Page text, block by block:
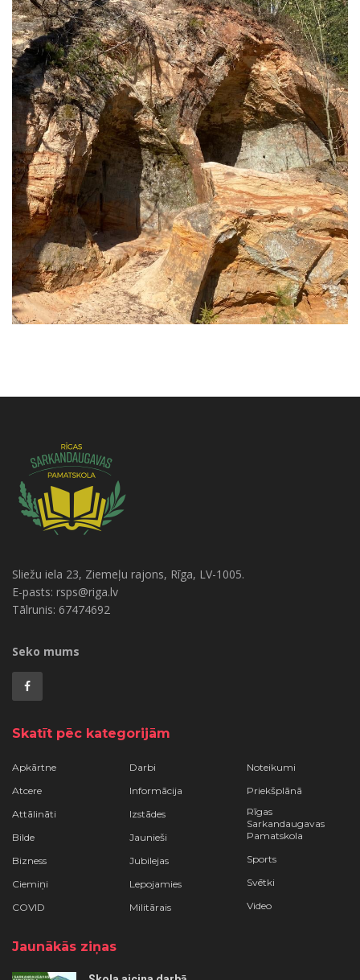
Sliežu iela 23, Ziemeļu rajons, Rīga, LV-1005.
E-pasts: rsps@riga.lv
Tālrunis: 67474692
Seko mums
Skatīt pēc kategorijām
Apkārtne
Atcere
Attālināti
Bilde
Bizness
Ciemiņi
COVID
Darbi
Informācija
Izstādes
Jaunieši
Jubilejas
Lepojamies
Militārais
Noteikumi
Priekšplānā
Rīgas
Sarkandaugavas
Pamatskola
Sports
Svētki
Video
Jaunākās ziņas